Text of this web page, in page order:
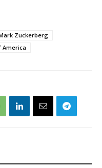
Zuckerberg
America